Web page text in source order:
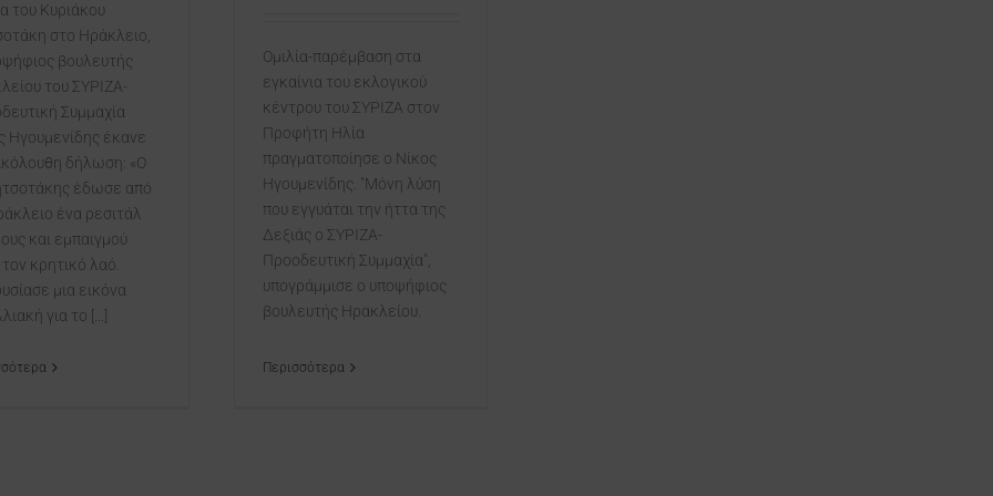
του Κυριάκου
στο Ηράκλειο,
βουλευτής
του ΣΥΡΙΖΑ-
Συμμαχία
Ηγουμενίδης έκανε
δήλωση: «Ο
έδωσε από
ένα ρεσιτάλ
και εμπαιγμού
κρητικό λαό.
μια εικόνα
για το [...]
Ομιλία-παρέμβαση στα
εγκαίνια του εκλογικού
κέντρου του ΣΥΡΙΖΑ στον
Προφήτη Ηλία
πραγματοποίησε ο Νίκος
Ηγουμενίδης. "Μόνη λύση
που εγγυάται την ήττα της
Δεξιάς ο ΣΥΡΙΖΑ-
Προοδευτική Συμμαχία",
υπογράμμισε ο υποψήφιος
βουλευτής Ηρακλείου.
Περισσότερα